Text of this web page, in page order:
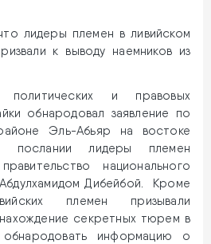
лидеры племен в ливийском
к выводу наемников из
политических и правовых
обнародовал заявление по
Эль-Абьяр на востоке
послании лидеры племен
национального
Дибейбой. Кроме
племен призывали
секретных тюрем в
информацию о